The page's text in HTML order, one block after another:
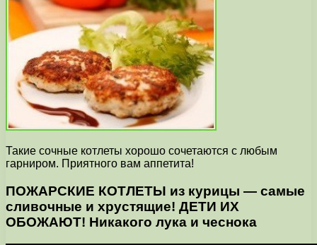
Такие сочные котлеты хорошо сочетаются с любым
гарниром. Приятного вам аппетита!
ПОЖАРСКИЕ КОТЛЕТЫ из курицы — самые
сливочные и хрустящие! ДЕТИ ИХ
ОБОЖАЮТ! Никакого лука и чеснока